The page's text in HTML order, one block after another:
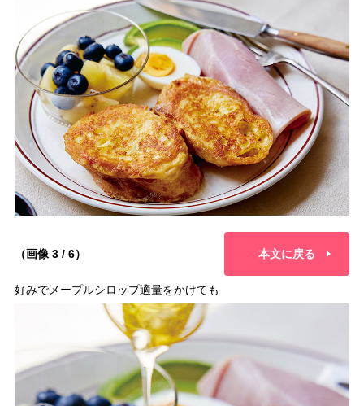
（画像 3 / 6） 本文に戻る
好みでメープルシロップ適量をかけても